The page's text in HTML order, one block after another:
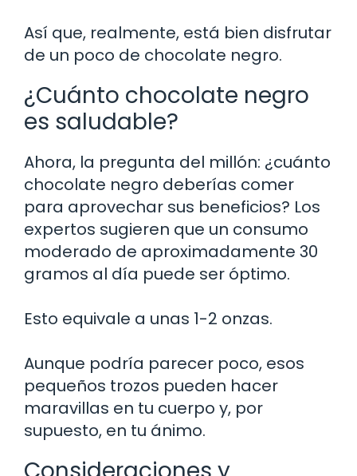
Así que, realmente, está bien disfrutar
de un poco de chocolate negro.
¿Cuánto chocolate negro
es saludable?
Ahora, la pregunta del millón: ¿cuánto
chocolate negro deberías comer
para aprovechar sus beneficios? Los
expertos sugieren que un consumo
moderado de aproximadamente 30
gramos al día puede ser óptimo.
Esto equivale a unas 1-2 onzas.
Aunque podría parecer poco, esos
pequeños trozos pueden hacer
maravillas en tu cuerpo y, por
supuesto, en tu ánimo.